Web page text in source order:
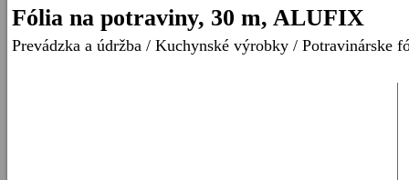
Fólia na potraviny, 30 m, ALUFIX
Prevádzka a údržba / Kuchynské výrobky / Potravinárske